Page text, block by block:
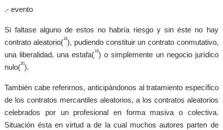
.- evento
Si faltase alguno de estos no habría riesgo y sin éste no hay
contrato aleatorio(18), pudiendo constituir un contrato conmutativo,
una liberalidad, una estafa(19) o simplemente un negocio jurídico
nulo(20).
También cabe referirnos, anticipándonos al tratamiento específico
de los contratos mercantiles aleatorios, a los contratos aleatorios
celebrados por un profesional en forma masiva o colectiva.
Situación ésta en virtud a de la cual muchos autores parten de